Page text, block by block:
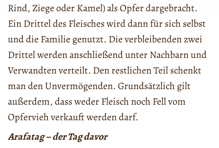
Rind, Ziege oder Kamel) als Opfer dargebracht.
Ein Drittel des Fleisches wird dann für sich selbst
und die Familie genutzt. Die verbleibenden zwei
Drittel werden anschließend unter Nachbarn und
Verwandten verteilt. Den restlichen Teil schenkt
man den Unvermögenden. Grundsätzlich gilt
außerdem, dass weder Fleisch noch Fell vom
Opfervieh verkauft werden darf.
Arafatag – der Tag davor